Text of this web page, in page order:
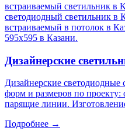
встраиваемый светильник в
светодиодный светильник в
встраиваемый в потолок в
595х595 в Казани.
Дизайнерские
Дизайнерские светодиодные
форм и размеров по
парящие линии.
Подробнее →